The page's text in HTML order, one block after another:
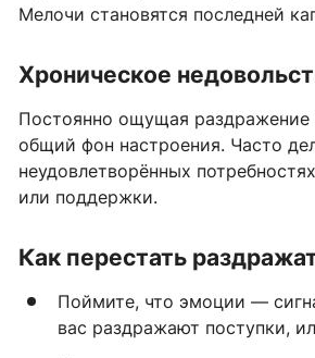
Мелочи становятся последней
Хроническое
Постоянно ощущая раздражение
общий фон настроения. Часто
неудовлетворённых
или поддержки.
Как перестать
Поймите, что эмоции —
вас раздражают поступки,